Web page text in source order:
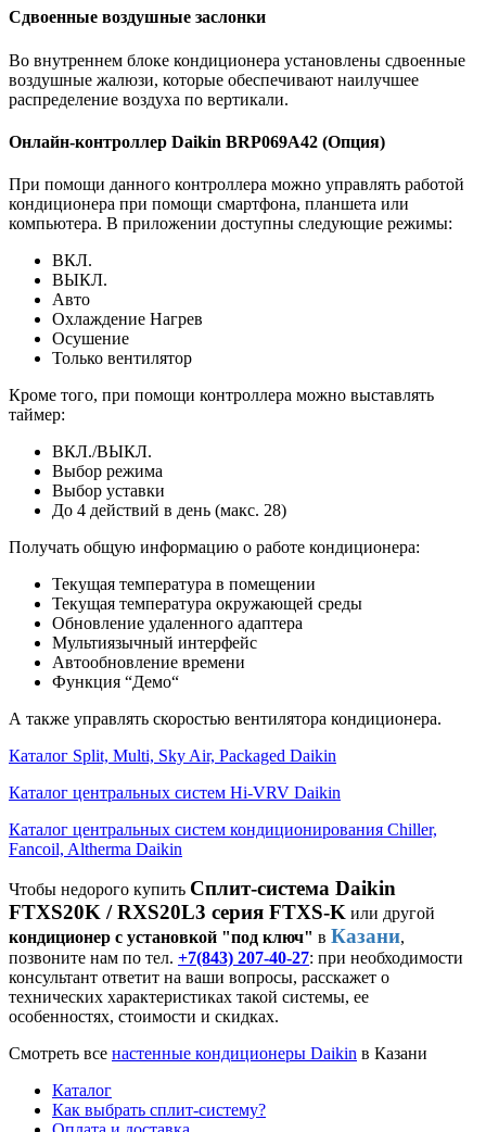
Сдвоенные воздушные заслонки
Во внутреннем блоке кондиционера установлены сдвоенные
воздушные жалюзи, которые обеспечивают наилучшее
распределение воздуха по вертикали.
Онлайн-контроллер Daikin BRP069A42 (Опция)
При помощи данного контроллера можно управлять работой
кондиционера при помощи смартфона, планшета или
компьютера. В приложении доступны следующие режимы:
ВКЛ.
ВЫКЛ.
Авто
Охлаждение Нагрев
Осушение
Только вентилятор
Кроме того, при помощи контроллера можно выставлять
таймер:
ВКЛ./ВЫКЛ.
Выбор режима
Выбор уставки
До 4 действий в день (макс. 28)
Получать общую информацию о работе кондиционера:
Текущая температура в помещении
Текущая температура окружающей среды
Обновление удаленного адаптера
Мультиязычный интерфейс
Автообновление времени
Функция “Демо“
А также управлять скоростью вентилятора кондиционера.
Каталог Split, Multi, Sky Air, Packaged Daikin
Каталог центральных систем Hi-VRV Daikin
Каталог центральных систем кондиционирования Chiller,
Fancoil, Altherma Daikin
Чтобы недорого купить Сплит-система Daikin
FTXS20K / RXS20L3 серия FTXS-K или другой
кондиционер с установкой "под ключ" в Казани,
позвоните нам по тел. +7(843) 207-40-27: при необходимости
консультант ответит на ваши вопросы, расскажет о
технических характеристиках такой системы, ее
особенностях, стоимости и скидках.
Смотреть все настенные кондиционеры Daikin в Казани
Каталог
Как выбрать сплит-систему?